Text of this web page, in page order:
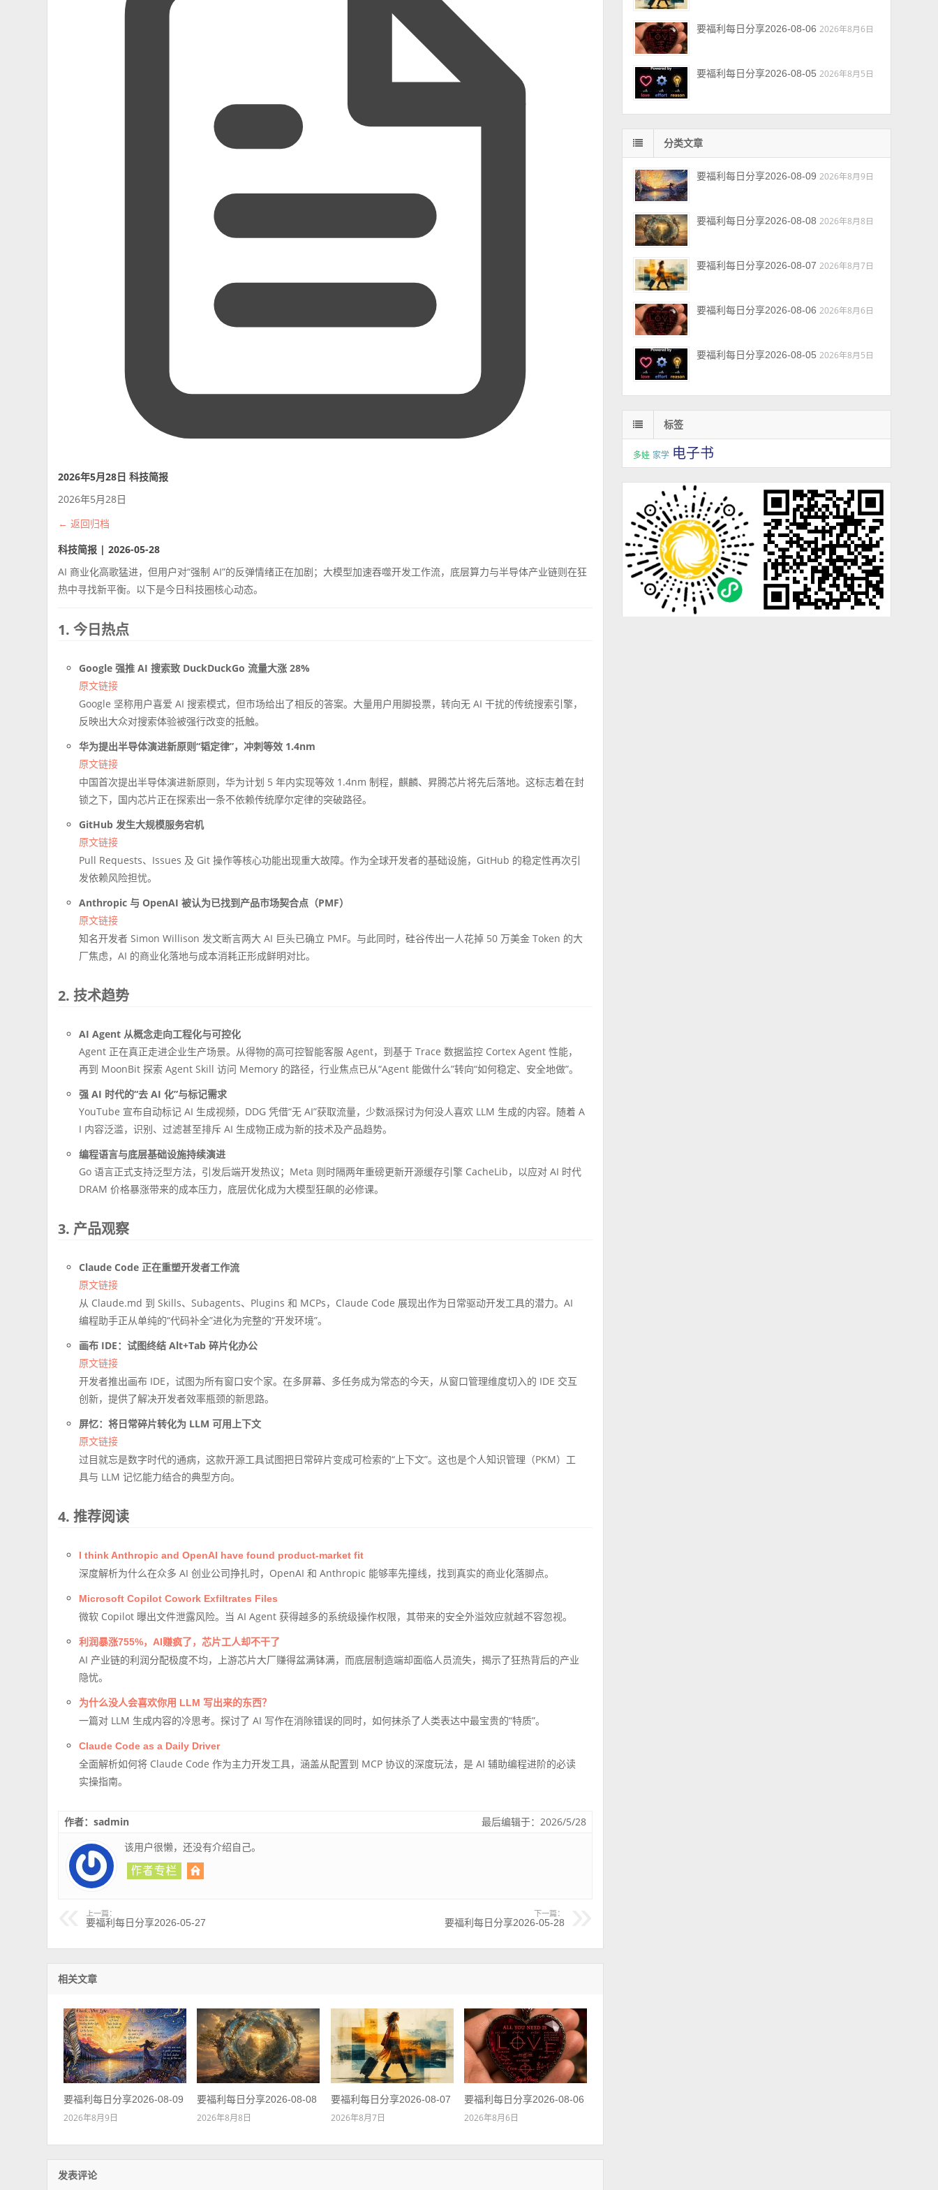
2026年5月28日 科技简报
2026年5月28日
← 返回归档
科技简报 | 2026-05-28
AI 商业化高歌猛进，但用户对“强制 AI”的反弹情绪正在加剧；大模型加速吞噬开发工作流，底层算力与半导体产业链则在狂
热中寻找新平衡。以下是今日科技圈核心动态。
1. 今日热点
Google 强推 AI 搜索致 DuckDuckGo 流量大涨 28%
原文链接
Google 坚称用户喜爱 AI 搜索模式，但市场给出了相反的答案。大量用户用脚投票，转向无 AI 干扰的传统搜索引擎，
反映出大众对搜索体验被强行改变的抵触。
华为提出半导体演进新原则“韬定律”，冲刺等效 1.4nm
原文链接
中国首次提出半导体演进新原则，华为计划 5 年内实现等效 1.4nm 制程，麒麟、昇腾芯片将先后落地。这标志着在封
锁之下，国内芯片正在探索出一条不依赖传统摩尔定律的突破路径。
GitHub 发生大规模服务宕机
原文链接
Pull Requests、Issues 及 Git 操作等核心功能出现重大故障。作为全球开发者的基础设施，GitHub 的稳定性再次引
发依赖风险担忧。
Anthropic 与 OpenAI 被认为已找到产品市场契合点（PMF）
原文链接
知名开发者 Simon Willison 发文断言两大 AI 巨头已确立 PMF。与此同时，硅谷传出一人花掉 50 万美金 Token 的大
厂焦虑，AI 的商业化落地与成本消耗正形成鲜明对比。
2. 技术趋势
AI Agent 从概念走向工程化与可控化
Agent 正在真正走进企业生产场景。从得物的高可控智能客服 Agent，到基于 Trace 数据监控 Cortex Agent 性能，
再到 MoonBit 探索 Agent Skill 访问 Memory 的路径，行业焦点已从“Agent 能做什么”转向“如何稳定、安全地做”。
强 AI 时代的“去 AI 化”与标记需求
YouTube 宣布自动标记 AI 生成视频，DDG 凭借“无 AI”获取流量，少数派探讨为何没人喜欢 LLM 生成的内容。随着 A
I 内容泛滥，识别、过滤甚至排斥 AI 生成物正成为新的技术及产品趋势。
编程语言与底层基础设施持续演进
Go 语言正式支持泛型方法，引发后端开发热议；Meta 则时隔两年重磅更新开源缓存引擎 CacheLib，以应对 AI 时代
DRAM 价格暴涨带来的成本压力，底层优化成为大模型狂飙的必修课。
3. 产品观察
Claude Code 正在重塑开发者工作流
原文链接
从 Claude.md 到 Skills、Subagents、Plugins 和 MCPs，Claude Code 展现出作为日常驱动开发工具的潜力。AI
编程助手正从单纯的“代码补全”进化为完整的“开发环境”。
画布 IDE：试图终结 Alt+Tab 碎片化办公
原文链接
开发者推出画布 IDE，试图为所有窗口安个家。在多屏幕、多任务成为常态的今天，从窗口管理维度切入的 IDE 交互
创新，提供了解决开发者效率瓶颈的新思路。
屏忆：将日常碎片转化为 LLM 可用上下文
原文链接
过目就忘是数字时代的通病，这款开源工具试图把日常碎片变成可检索的“上下文”。这也是个人知识管理（PKM）工
具与 LLM 记忆能力结合的典型方向。
4. 推荐阅读
I think Anthropic and OpenAI have found product-market fit
深度解析为什么在众多 AI 创业公司挣扎时，OpenAI 和 Anthropic 能够率先撞线，找到真实的商业化落脚点。
Microsoft Copilot Cowork Exfiltrates Files
微软 Copilot 曝出文件泄露风险。当 AI Agent 获得越多的系统级操作权限，其带来的安全外溢效应就越不容忽视。
利润暴涨755%，AI赚疯了，芯片工人却不干了
AI 产业链的利润分配极度不均，上游芯片大厂赚得盆满钵满，而底层制造端却面临人员流失，揭示了狂热背后的产业
隐忧。
为什么没人会喜欢你用 LLM 写出来的东西？
一篇对 LLM 生成内容的冷思考。探讨了 AI 写作在消除错误的同时，如何抹杀了人类表达中最宝贵的“特质”。
Claude Code as a Daily Driver
全面解析如何将 Claude Code 作为主力开发工具，涵盖从配置到 MCP 协议的深度玩法，是 AI 辅助编程进阶的必读
实操指南。
最后编辑于：2026/5/28
作者：sadmin
该用户很懒，还没有介绍自己。
上一篇：
要福利每日分享2026-05-27
下一篇：
要福利每日分享2026-05-28
相关文章
要福利每日分享2026-08-09
2026年8月9日
要福利每日分享2026-08-08
2026年8月8日
要福利每日分享2026-08-07
2026年8月7日
要福利每日分享2026-08-06
2026年8月6日
发表评论
要福利每日分享2026-08-06 2026年8月6日
要福利每日分享2026-08-05 2026年8月5日
分类文章
要福利每日分享2026-08-09 2026年8月9日
要福利每日分享2026-08-08 2026年8月8日
要福利每日分享2026-08-07 2026年8月7日
要福利每日分享2026-08-06 2026年8月6日
要福利每日分享2026-08-05 2026年8月5日
标签
多娃 家学 电子书